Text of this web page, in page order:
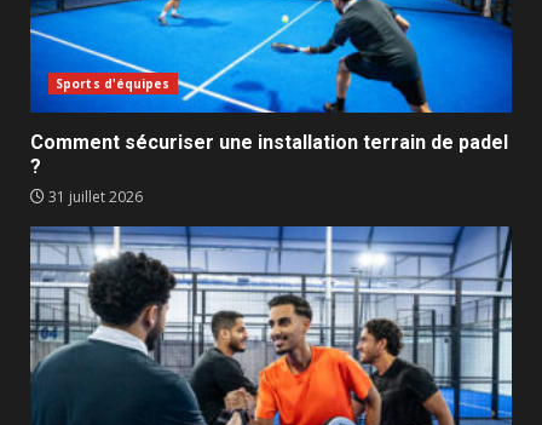
Sports d'équipes
Comment sécuriser une installation terrain de padel
?
31 juillet 2026